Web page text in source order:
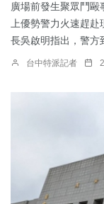
廣場前發生聚眾鬥毆
上優勢警力火速趕赴
長吳啟明指出，警方
台中特派記者